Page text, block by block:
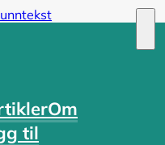
Om
til